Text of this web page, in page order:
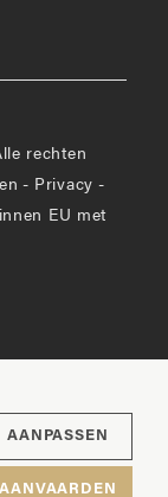
rechten
- Privacy -
EU met
AANPASSEN
AANVAARDEN